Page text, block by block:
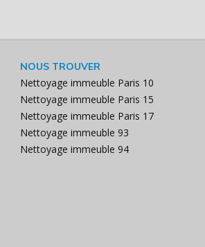
NOUS TROUVER
Nettoyage immeuble Paris 10
Nettoyage immeuble Paris 15
Nettoyage immeuble Paris 17
Nettoyage immeuble 93
Nettoyage immeuble 94